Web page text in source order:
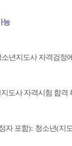
능
소년지도사 자격검정
도사 자격시험 합격
자 포함): 청소년(지